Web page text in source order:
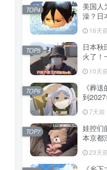
美国人
澡？日
藏在浴
16天
TOP4
日本秋
火了！
不是玩
10天
TOP5
《葬
到
这次慢
7天前
TOP6
娃控们
本京都
社”，
福！23天
TOP7